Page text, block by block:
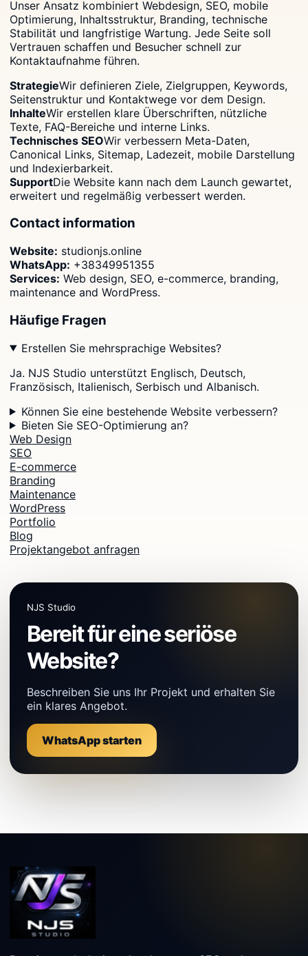
Unser Ansatz kombiniert Webdesign, SEO, mobile
Optimierung, Inhaltsstruktur, Branding, technische
Stabilität und langfristige Wartung. Jede Seite soll
Vertrauen schaffen und Besucher schnell zur
Kontaktaufnahme führen.
StrategieWir definieren Ziele, Zielgruppen, Keywords,
Seitenstruktur und Kontaktwege vor dem Design.
InhalteWir erstellen klare Überschriften, nützliche
Texte, FAQ-Bereiche und interne Links.
Technisches SEOWir verbessern Meta-Daten,
Canonical Links, Sitemap, Ladezeit, mobile Darstellung
und Indexierbarkeit.
SupportDie Website kann nach dem Launch gewartet,
erweitert und regelmäßig verbessert werden.
Contact information
Website: studionjs.online
WhatsApp: +38349951355
Services: Web design, SEO, e-commerce, branding,
maintenance and WordPress.
Häufige Fragen
Erstellen Sie mehrsprachige Websites?
Ja. NJS Studio unterstützt Englisch, Deutsch,
Französisch, Italienisch, Serbisch und Albanisch.
Können Sie eine bestehende Website verbessern?
Bieten Sie SEO-Optimierung an?
Web Design
SEO
E-commerce
Branding
Maintenance
WordPress
Portfolio
Blog
Projektangebot anfragen
NJS Studio
Bereit für eine seriöse
Website?
Beschreiben Sie uns Ihr Projekt und erhalten Sie
ein klares Angebot.
WhatsApp starten